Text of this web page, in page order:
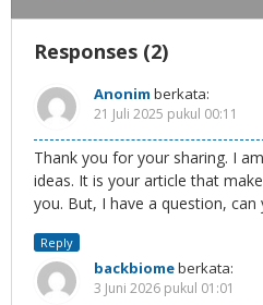
Responses (2)
Anonim berkata:
21 Juli 2025 pukul 00:11
Thank you for your sharing. I
ideas. It is your article that
you. But, I have a question, can
Reply
backbiomeberkata:
3 Juni 2026 pukul 01:01